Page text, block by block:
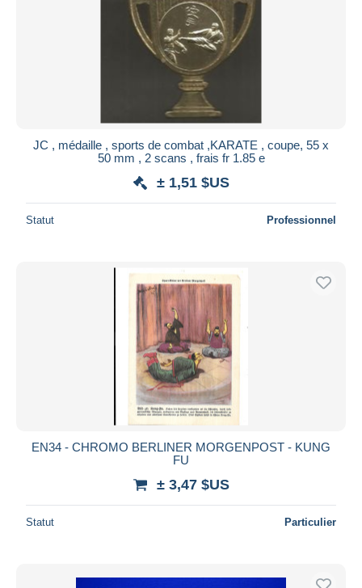
JC , médaille , sports de combat ,KARATE , coupe, 55 x
50 mm , 2 scans , frais fr 1.85 e
± 1,51 $US
Statut Professionnel
EN34 - CHROMO BERLINER MORGENPOST - KUNG
FU
± 3,47 $US
Statut Particulier